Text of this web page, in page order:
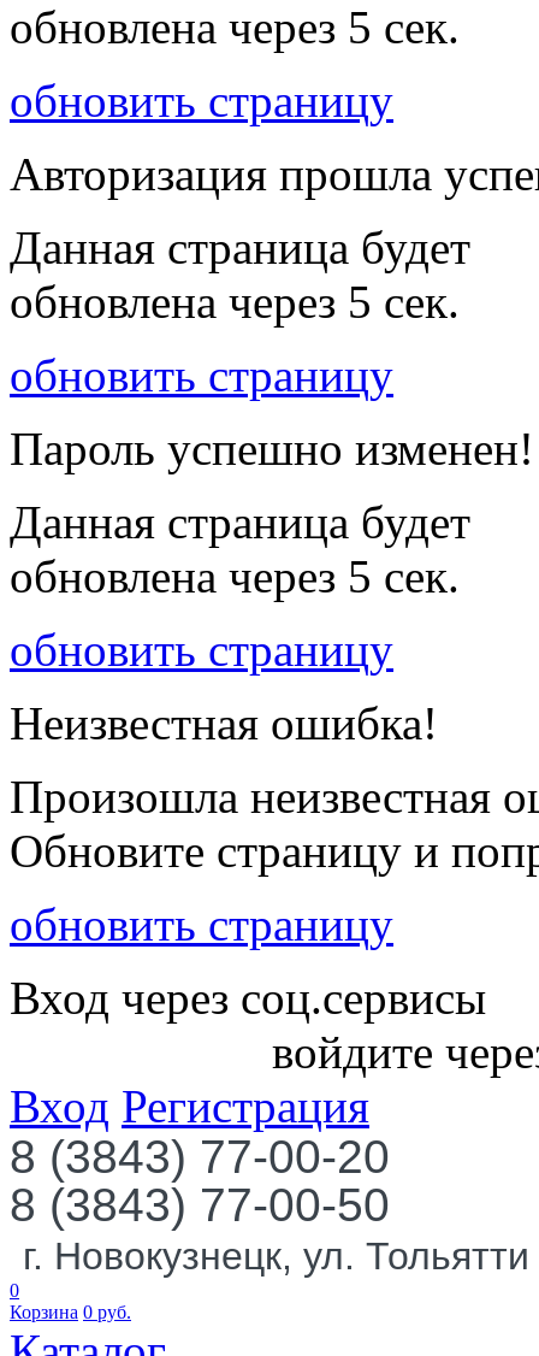
обновлена через 5 сек.
обновить страницу
Авторизация прошла
Данная страница будет
обновлена через 5 сек.
обновить страницу
Пароль успешно изменен!
Данная страница будет
обновлена через 5 сек.
обновить страницу
Неизвестная ошибка!
Произошла неизвестная
Обновите страницу и
обновить страницу
Вход через соц.сервисы
войдите
Вход Регистрация
8 (3843) 77-00-20
8 (3843) 77-00-50
г. Новокузнецк, ул.
0
Корзина 0 руб.